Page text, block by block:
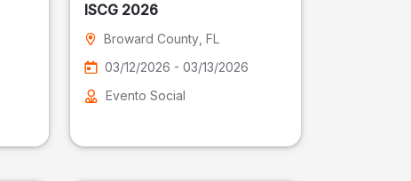
ISCG 2026
Broward County, FL
03/12/2026 - 03/13/2026
Evento Social